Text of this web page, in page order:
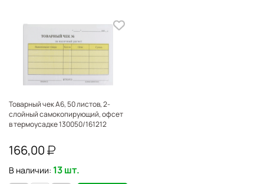
Товарный чек А6, 50 листов, 2-
слойный самокопирующий, офсет
в термоусадке 130050/161212
166,00
В наличии: 13 шт.